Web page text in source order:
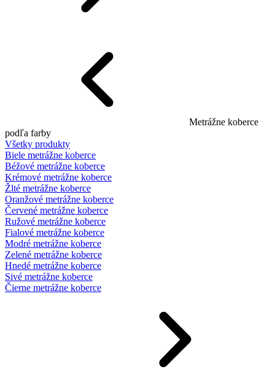
Metrážne koberce
podľa farby
Všetky produkty
Biele metrážne koberce
Béžové metrážne koberce
Krémové metrážne koberce
Žlté metrážne koberce
Oranžové metrážne koberce
Červené metrážne koberce
Ružové metrážne koberce
Fialové metrážne koberce
Modré metrážne koberce
Zelené metrážne koberce
Hnedé metrážne koberce
Sivé metrážne koberce
Čierne metrážne koberce